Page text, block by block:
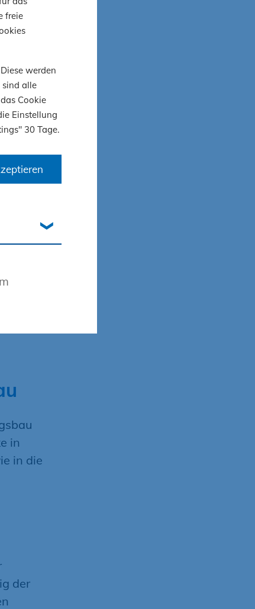
freie
werden
sind alle
Cookie
Einstellung
30 Tage.
in
und
in
in die
der